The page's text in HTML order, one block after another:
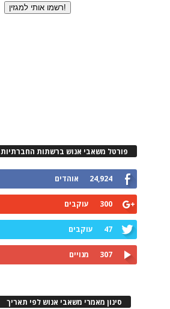
פורטל משאבי אנוש ברשתות החברתיות
24,924 אוהדים
300 עוקבים
47 עוקבים
307 מנויים
סינון מאמרי משאבי אנוש לפי תאריך